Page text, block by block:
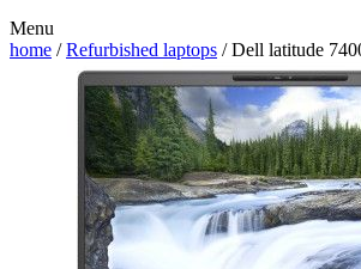
Menu
home /Refurbished laptops / Dell latitude